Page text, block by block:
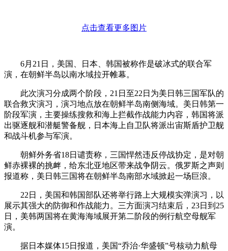
点击查看更多图片
6月21日，美国、日本、韩国被称作是破冰式的联合军
演，在朝鲜半岛以南水域拉开帷幕。
此次演习分成两个阶段，21日至22日为美日韩三国军队的
联合救灾演习，演习地点放在朝鲜半岛南侧海域。美日韩第一
阶段军演，主要操练搜救和海上拦截作战能力内容，韩国将派
出驱逐舰和潜艇警备舰，日本海上自卫队将派出宙斯盾护卫舰
和战斗机参与军演。
朝鲜外务省18日谴责称，三国悍然违反停战协定，是对朝
鲜赤裸裸的挑衅，给东北亚地区带来战争阴云。俄罗斯之声则
报道称，美日韩三国将在朝鲜半岛南部水域掀起一场巨浪。
22日，美国和韩国部队还将举行路上大规模实弹演习，以
展示其强大的防御和作战能力。三方面演习结束后，23日到25
日，美韩两国将在黄海海域展开第二阶段的例行航空母舰军
演。
据日本媒体15日报道，美国“乔治·华盛顿”号核动力航母